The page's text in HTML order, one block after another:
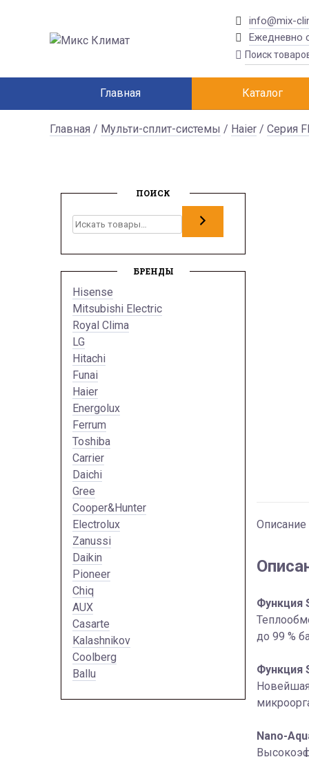
info@mix-
Ежедневно
Главная Каталог
Главная / Мульти-сплит-системы / Haier / Серия
Описание
Функция
до 99 %
Функция
Новейшая
Nano-
ПОИСК
Поиск
БРЕНДЫ
Hisense
Mitsubishi Electric
Royal Clima
LG
Hitachi
Funai
Haier
Energolux
Ferrum
Toshiba
Carrier
Daichi
Gree
Cooper&Hunter
Electrolux
Zanussi
Daikin
Pioneer
Chiq
AUX
Casarte
Kalashnikov
Coolberg
Ballu